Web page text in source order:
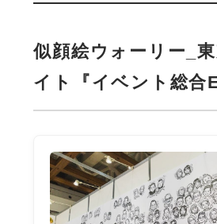
似顔絵ウォーリー_
イト『イベント総合